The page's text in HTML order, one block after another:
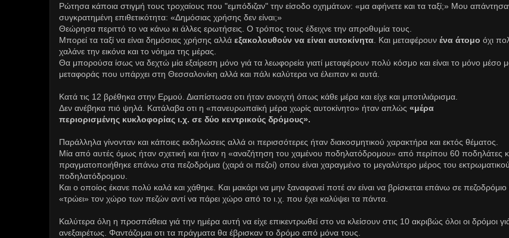
Ρώτησα κάποια στιγμή τους τροχαίους που "εμπόδιζαν" την είσοδο οχημάτων: «μα αφήνετε και τα ταξί;» Μου
συγκρατημένη επιθετικότητα: «Δημόσιας χρήσης δεν είναι;»
Θεώρησα περιττό το να κάνω κι άλλες ερωτήσεις. Ο τρόπος τους έδειχνε την απροθυμία τους.
Μπορεί τα ταξί να είναι δημόσιας χρήσης αλλά εξακολουθούν να είναι αυτοκίνητα . Και μεταφέρουν ένα άτομο όχι
χαλάνε την εικόνα και το νόημα της μέρας.
Θα μπορούσα ίσως να δεχτώ μία εξαίρεση μόνο γιά τα λεωφορεία γιατί μεταφέρουν πολύ κόσμο και είναι το μόνο μέσο
μεταφοράς που υπάρχει στη Θεσσαλονίκη αλλά και πάλι καλύτερα να έλειπαν κι αυτά.
Κατά τις 12 βρέθηκα στην Ερμού. Διαπίστωσα οτι ήταν ανοιχτή όπως κάθε μέρα και είχε και μποτιλιάρισμα.
Δεν ανέβηκα πιό ψηλά. Κατάλαβα οτι η «πανευρωπαϊκή μέρα χωρίς αυτοκίνητο» ήταν απλώς «μέρα
περιορισμένης κυκλοφορίας ι.χ. σε δύο κεντρικούς δρόμους».
Παράλληλα γίνονταν και κάποιες εκδηλώσεις αλλά οι περισσότερες ήταν διακοσμητικού χαρακτήρα και εκτός θέματος.
Μία από αυτές όμως ήταν σχετική και ήταν η «αναζήτηση του χαμένου ποδηλατόδρομου» από περίπου 60 ποδηλάτες
πραγματοποιήθηκε επάνω στα πεζοδρόμια (χαρά οι πεζοί) οπου είναι χαραγμένο το μεγαλύτερο μέρος του εκτρωματικού
ποδηλατόδρομου.
Και ο οποίος έκανε πολύ καλά και χάθηκε. Και μακάρι να μην ξαναφανεί ποτέ αν είναι να βρίσκεται επάνω σε πεζοδρόμιο
«τρώει» τον χώρο των πεζών αντί να πάρει χώρο από το ι.χ. που έχει καλύψει τα πάντα.
Καλύτερα όλη η προσπάθεια γιά την ημέρα αυτή να είχε επικεντρωθεί στο να κλείσουν στις 10 ακριβώς όλοι οι δρόμοι
ανεξαιρέτως. Φαντάζομαι οτι τα πράγματα θα έβρισκαν το δρόμο από μόνα τους.